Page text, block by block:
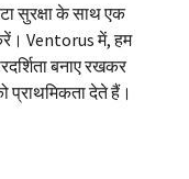
सुरक्षा के साथ एक
Ventorus में, हम
बनाए रखकर
प्राथमिकता देते हैं।